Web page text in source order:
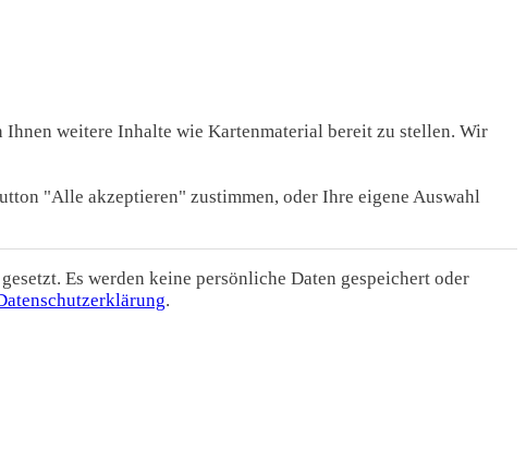
weitere Inhalte wie Kartenmaterial bereit zu stellen. Wir
"Alle akzeptieren" zustimmen, oder Ihre eigene Auswahl
Es werden keine persönliche Daten gespeichert oder
.